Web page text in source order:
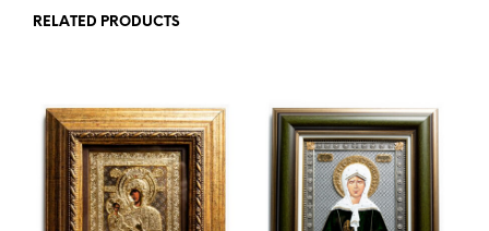
RELATED PRODUCTS